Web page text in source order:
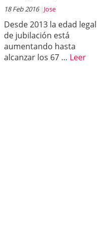
18 Feb 2016 Jose
Desde 2013 la edad legal
de jubilación está
aumentando hasta
alcanzar los 67 … Leer